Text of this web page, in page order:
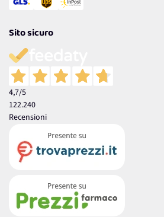
Sito sicuro
4,7/5
122.240
Recensioni